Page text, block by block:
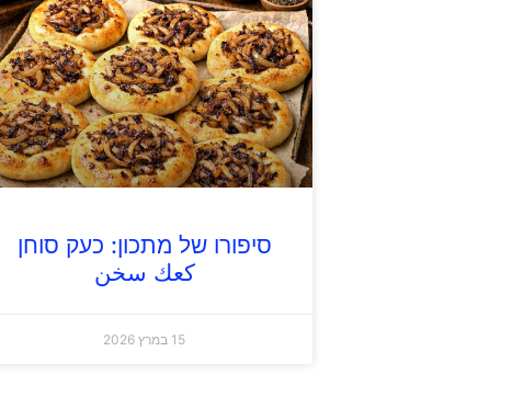
סיפורו של מתכון: כעק סוחן
كعك سخن
15 במרץ 2026